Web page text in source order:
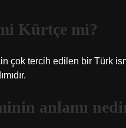
Kürtçe mi?
çok tercih edilen bir Türk
anlamı